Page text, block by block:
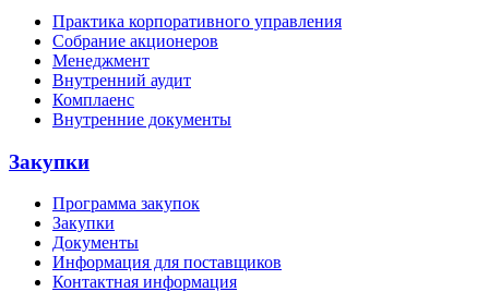
Практика корпоративного управления
Собрание акционеров
Менеджмент
Внутренний аудит
Комплаенс
Внутренние документы
Закупки
Программа закупок
Закупки
Документы
Информация для поставщиков
Контактная информация